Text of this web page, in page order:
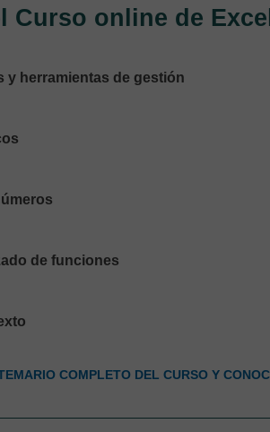
Curso online de
y herramientas de gestión
de funciones
COMPLETO DEL CURSO Y